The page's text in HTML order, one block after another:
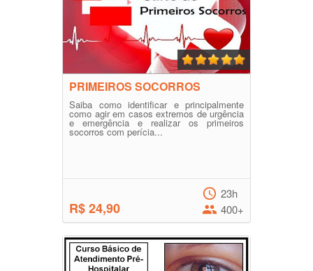
PRIMEIROS SOCORROS
Saiba como identificar e principalmente
como agir em casos extremos de urgência
e emergência e realizar os primeiros
socorros com perícia...
R$ 24,90
23h
400+